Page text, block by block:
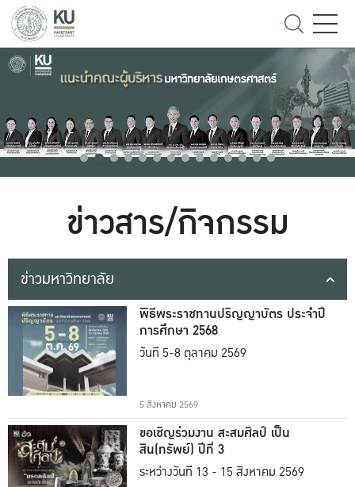
ข่าวสาร/กิจกรรม
ข่าวมหาวิทยาลัย
พิธีพระราชทานปริญญาบัตร ประจำปี
การศึกษา 2568
วันที่ 5-8 ตุลาคม 2569
5 สิงหาคม 2569
ขอเชิญร่วมงาน สะสมศิลป์ เป็น
สิน(ทรัพย์) ปีที่ 3
ระหว่างวันที่ 13 - 15 สิงหาคม 2569